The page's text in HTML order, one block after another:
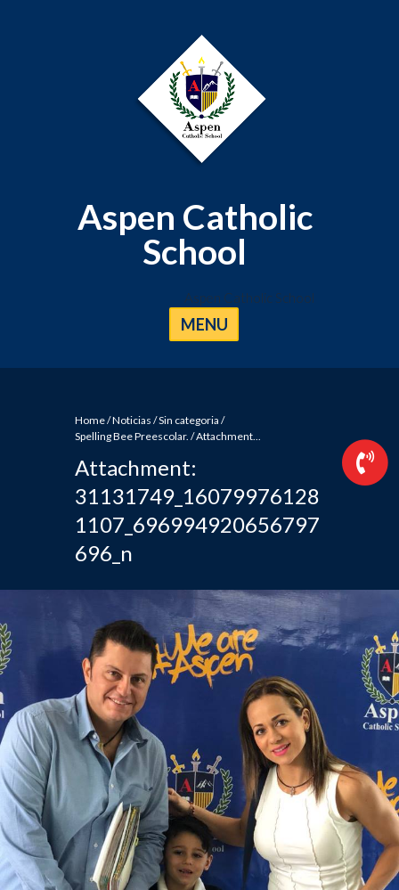
Aspen Catholic
School
Aspen Catholic School
MENU
Home/Noticias /Sin categoria /
Spelling Bee Preescolar. /Attachment...
Attachment:
31131749_16079976128
1107_696994920656797
696_n